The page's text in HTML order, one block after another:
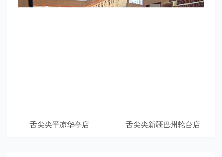
舌尖尖平凉华亭店 舌尖尖新疆巴州轮台店